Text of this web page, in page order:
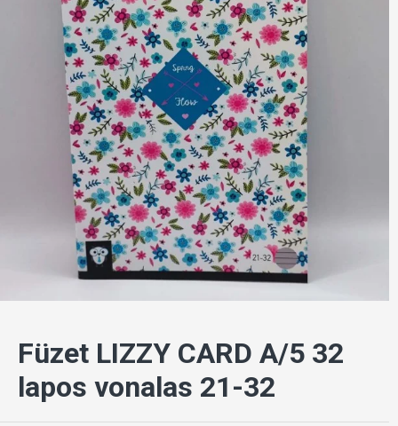
Füzet LIZZY CARD A/5 32
lapos vonalas 21-32